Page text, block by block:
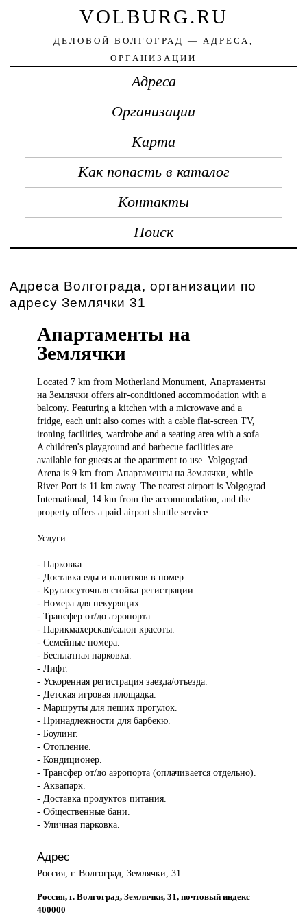
VOLBURG.RU
ДЕЛОВОЙ ВОЛГОГРАД — АДРЕСА,
ОРГАНИЗАЦИИ
Адреса
Организации
Карта
Как попасть в каталог
Контакты
Поиск
Адреса Волгограда, организации по
адресу Землячки 31
Апартаменты на
Землячки
Located 7km from Motherland Monument, Апартаменты
на Землячки offers air-conditioned accommodation with a
balcony. Featuring a kitchen with a microwave and a
fridge, each unit also comes with a cable flat-screen TV,
ironing facilities, wardrobe and a seating area with a sofa.
A children's playground and barbecue facilities are
available for guests at the apartment to use. Volgograd
Arena is 9 km from Апартаменты на Землячки, while
River Port is 11 km away. The nearest airport is Volgograd
International, 14 km from the accommodation, and the
property offers a paid airport shuttle service.
Услуги:
- Парковка.
- Доставка еды и напитков в номер.
- Круглосуточная стойка регистрации.
- Номера для некурящих.
- Трансфер от/до аэропорта.
- Парикмахерская/салон красоты.
- Семейные номера.
- Бесплатная парковка.
- Лифт.
- Ускоренная регистрация заезда/отъезда.
- Детская игровая площадка.
- Маршруты для пеших прогулок.
- Принадлежности для барбекю.
- Боулинг.
- Отопление.
- Кондиционер.
- Трансфер от/до аэропорта (оплачивается отдельно).
- Аквапарк.
- Доставка продуктов питания.
- Общественные бани.
- Уличная парковка.
Адрес
Россия, г. Волгоград, Землячки, 31
Россия, г. Волгоград, Землячки, 31, почтовый индекс
400000